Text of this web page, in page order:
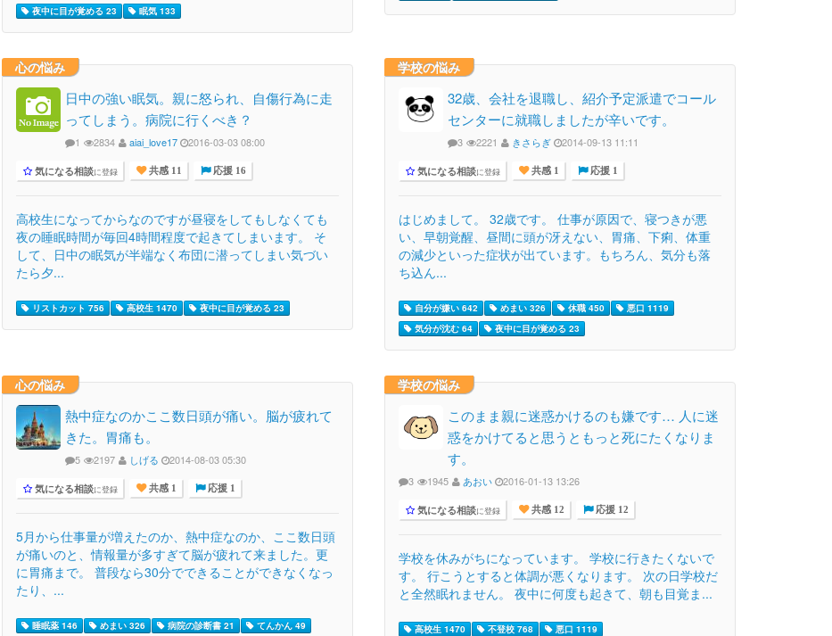
夜中に目が覚める 23 眠気 133
心の悩み
日中の強い眠気。親に怒られ、自傷行為に走
ってしまう。病院に行くべき？
1 2834 aiai_love17 2016-03-03 08:00
気になる相談に登録 共感 11 応援 16
高校生になってからなのですが昼寝をしてもしなくても
夜の睡眠時間が毎回4時間程度で起きてしまいます。 そ
して、日中の眠気が半端なく布団に潜ってしまい気づい
たら夕...
リストカット 756 高校生 1470 夜中に目が覚める 23
学校の悩み
32歳、会社を退職し、紹介予定派遣でコール
センターに就職しましたが辛いです。
3 2221 きさらぎ 2014-09-13 11:11
気になる相談に登録 共感 1 応援 1
はじめまして。 32歳です。 仕事が原因で、寝つきが悪
い、早朝覚醒、昼間に頭が冴えない、胃痛、下痢、体重
の減少といった症状が出ています。もちろん、気分も落
ち込ん...
自分が嫌い 642 めまい 326 休職 450
悪口 1119
気分が沈む 64
夜中に目が覚める 23
心の悩み
熱中症なのかここ数日頭が痛い。脳が疲れて
きた。胃痛も。
5 2197 しげる 2014-08-03 05:30
気になる相談に登録 共感 1 応援 1
5月から仕事量が増えたのか、熱中症なのか、ここ数日頭
が痛いのと、情報量が多すぎて脳が疲れて来ました。更
に胃痛まで。 普段なら30分でできることができなくなっ
たり、...
睡眠薬 146 めまい 326 病院の診断書 21
てんかん 49
学校の悩み
このまま親に迷惑かけるのも嫌です… 人に迷
惑をかけてると思うともっと死にたくなりま
す。
3 1945 あおい 2016-01-13 13:26
気になる相談に登録 共感 12 応援 12
学校を休みがちになっています。 学校に行きたくないで
す。 行こうとすると体調が悪くなります。 次の日学校だ
と全然眠れません。 夜中に何度も起きて、朝も目覚ま...
高校生 1470 不登校 768
悪口 1119